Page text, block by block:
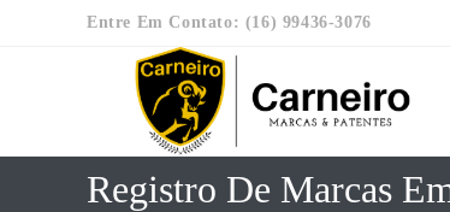
Entre Em Contato: (16) 99436-3076
Registro De Marcas